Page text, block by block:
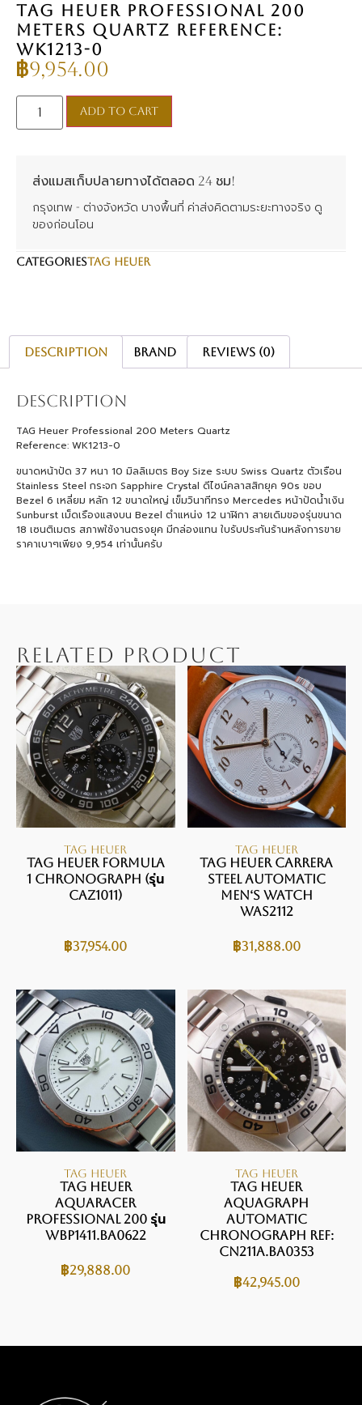
TAG HEUER PROFESSIONAL 200
METERS QUARTZ REFERENCE:
WK1213-0
฿9,954.00
Add to cart
ส่งแมสเก็บปลายทางได้ตลอด 24 ชม!
กรุงเทพ - ต่างจังหวัด บางพื้นที่ ค่าส่งคิดตามระยะทางจริง ดู
ของก่อนโอน
CATEGORIESTAG Heuer
Description Brand Reviews (0)
Description
TAG Heuer Professional 200 Meters Quartz
Reference: WK1213-0
ขนาดหน้าปัด 37 หนา 10 มิลลิเมตร Boy Size ระบบ Swiss Quartz ตัวเรือน
Stainless Steel กระจก Sapphire Crystal ดีไซน์คลาสสิกยุค 90s ขอบ
Bezel 6 เหลี่ยม หลัก 12 ขนาดใหญ่ เข็มวินาทีทรง Mercedes หน้าปัดน้ำเงิน
Sunburst เม็ดเรืองแสงบน Bezel ตำแหน่ง 12 นาฬิกา สายเดิมของรุ่นขนาด
18 เซนติเมตร สภาพใช้งานตรงยุค มีกล่องแทน ใบรับประกันร้านหลังการขาย
ราคาเบาๆเพียง 9,954 เท่านั้นครับ
RELATED PRODUCT
TAG HEUER
TAG Heuer Formula
1 Chronograph (รุ่น
CAZ1011)
฿37,954.00
TAG HEUER
TAG HEUER CARRERA
STEEL AUTOMATIC
MEN‘S WATCH
WAS2112
฿31,888.00
TAG HEUER
Tag Heuer
Aquaracer
Professional 200 รุ่น
WBP1411.BA0622
฿29,888.00
TAG HEUER
TAG Heuer
Aquagraph
Automatic
Chronograph REF:
CN211A.BA0353
฿42,945.00